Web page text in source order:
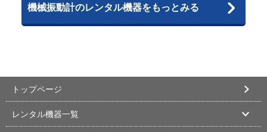
機械振動計のレンタル機器をもっとみる
トップページ
レンタル機器一覧